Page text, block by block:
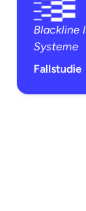
Blackline
Systeme